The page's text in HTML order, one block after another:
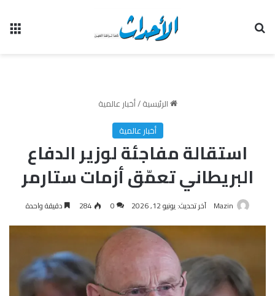
الرئيسية/أخبار عالمية
أخبار عالمية
استقالة مفاجئة لوزير الدفاع
البريطاني تعمّق أزمات ستارمر
Mazin آخر تحديث: يونيو 12, 2026 0
284 دقيقة واحدة